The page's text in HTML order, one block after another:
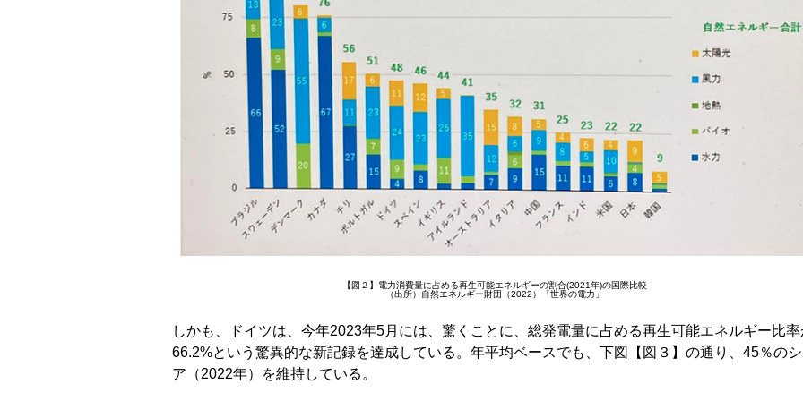
【図２】電力消費量に占める再生可能エネルギーの割合(2021年)の国際比較
（出所）自然エネルギー財団（2022）「世界の電力」
しかも、ドイツは、今年2023年5月には、驚くことに、総発電量に占める再生可能エネルギー比率
66.2%という驚異的な新記録を達成している。年平均ベースでも、下図【図３】の通り、45％の
ア（2022年）を維持している。